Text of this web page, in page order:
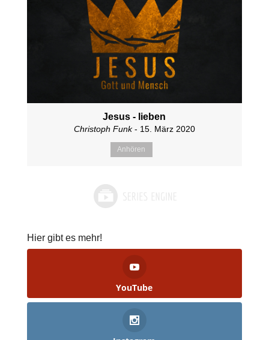
Jesus - lieben
Christoph Funk- 15. März 2020
Anhören
Hier gibt es mehr!
YouTube